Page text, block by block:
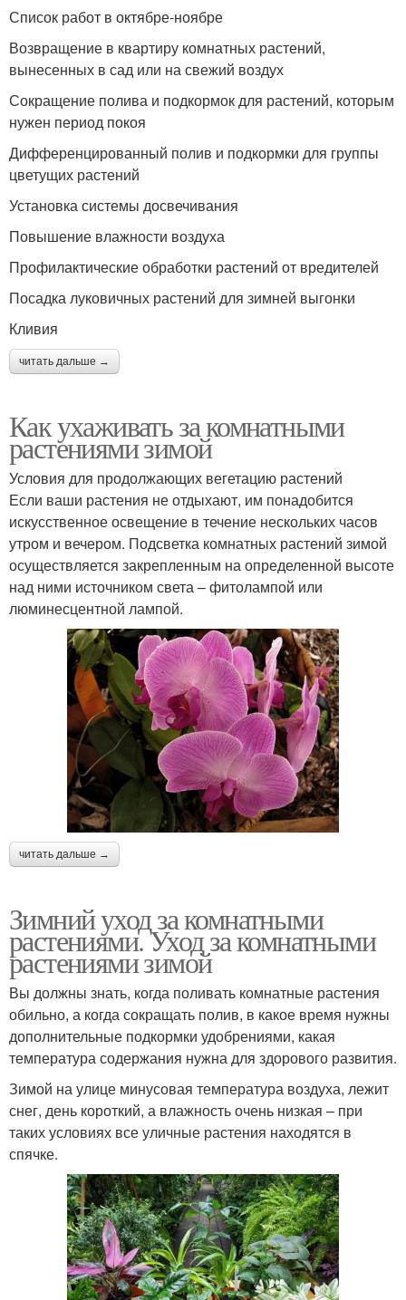
Список работ в октябре-ноябре
Возвращение в квартиру комнатных растений,
вынесенных в сад или на свежий воздух
Сокращение полива и подкормок для растений, которым
нужен период покоя
Дифференцированный полив и подкормки для группы
цветущих растений
Установка системы досвечивания
Повышение влажности воздуха
Профилактические обработки растений от вредителей
Посадка луковичных растений для зимней выгонки
Кливия
читать дальше →
Как ухаживать за комнатными
растениями зимой
Условия для продолжающих вегетацию растений
Если ваши растения не отдыхают, им понадобится
искусственное освещение в течение нескольких часов
утром и вечером. Подсветка комнатных растений зимой
осуществляется закрепленным на определенной высоте
над ними источником света – фитолампой или
люминесцентной лампой.
читать дальше →
Зимний уход за комнатными
растениями. Уход за комнатными
растениями зимой
Вы должны знать, когда поливать комнатные растения
обильно, а когда сокращать полив, в какое время нужны
дополнительные подкормки удобрениями, какая
температура содержания нужна для здорового развития.
Зимой на улице минусовая температура воздуха, лежит
снег, день короткий, а влажность очень низкая – при
таких условиях все уличные растения находятся в
спячке.